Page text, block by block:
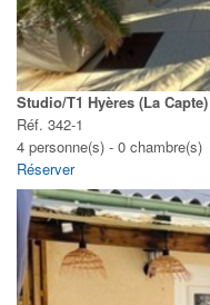
Studio/T1 Hyères (La Capte)
Réf. 342-1
4 personne(s) - 0 chambre(s)
Réserver